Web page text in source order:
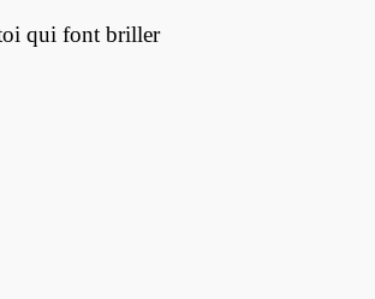
toi qui font briller